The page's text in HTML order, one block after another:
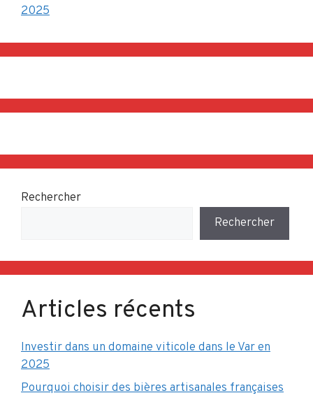
2025
Rechercher
Rechercher
Articles récents
Investir dans un domaine viticole dans le Var en
2025
Pourquoi choisir des bières artisanales françaises